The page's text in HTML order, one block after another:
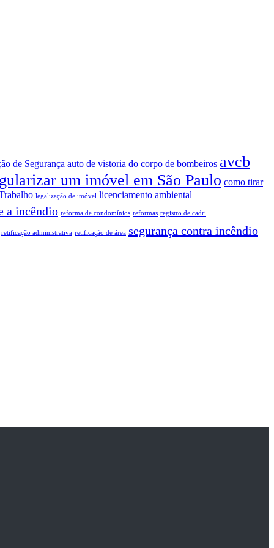
de Segurança auto de vistoria do corpo de bombeiros avcb
um imóvel em São Paulo como tirar
legalização de imóvel licenciamento ambiental
a incêndio reforma de condomínios reformas registro de cadri
retificação administrativa retificação de área segurança contra incêndio